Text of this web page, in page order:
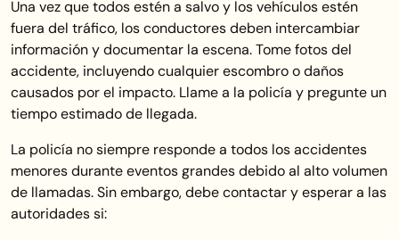
Una vez que todos estén a salvo y los vehículos estén
fuera del tráfico, los conductores deben intercambiar
información y documentar la escena. Tome fotos del
accidente, incluyendo cualquier escombro o daños
causados por el impacto. Llame a la policía y pregunte un
tiempo estimado de llegada.
La policía no siempre responde a todos los accidentes
menores durante eventos grandes debido al alto volumen
de llamadas. Sin embargo, debe contactar y esperar a las
autoridades si: